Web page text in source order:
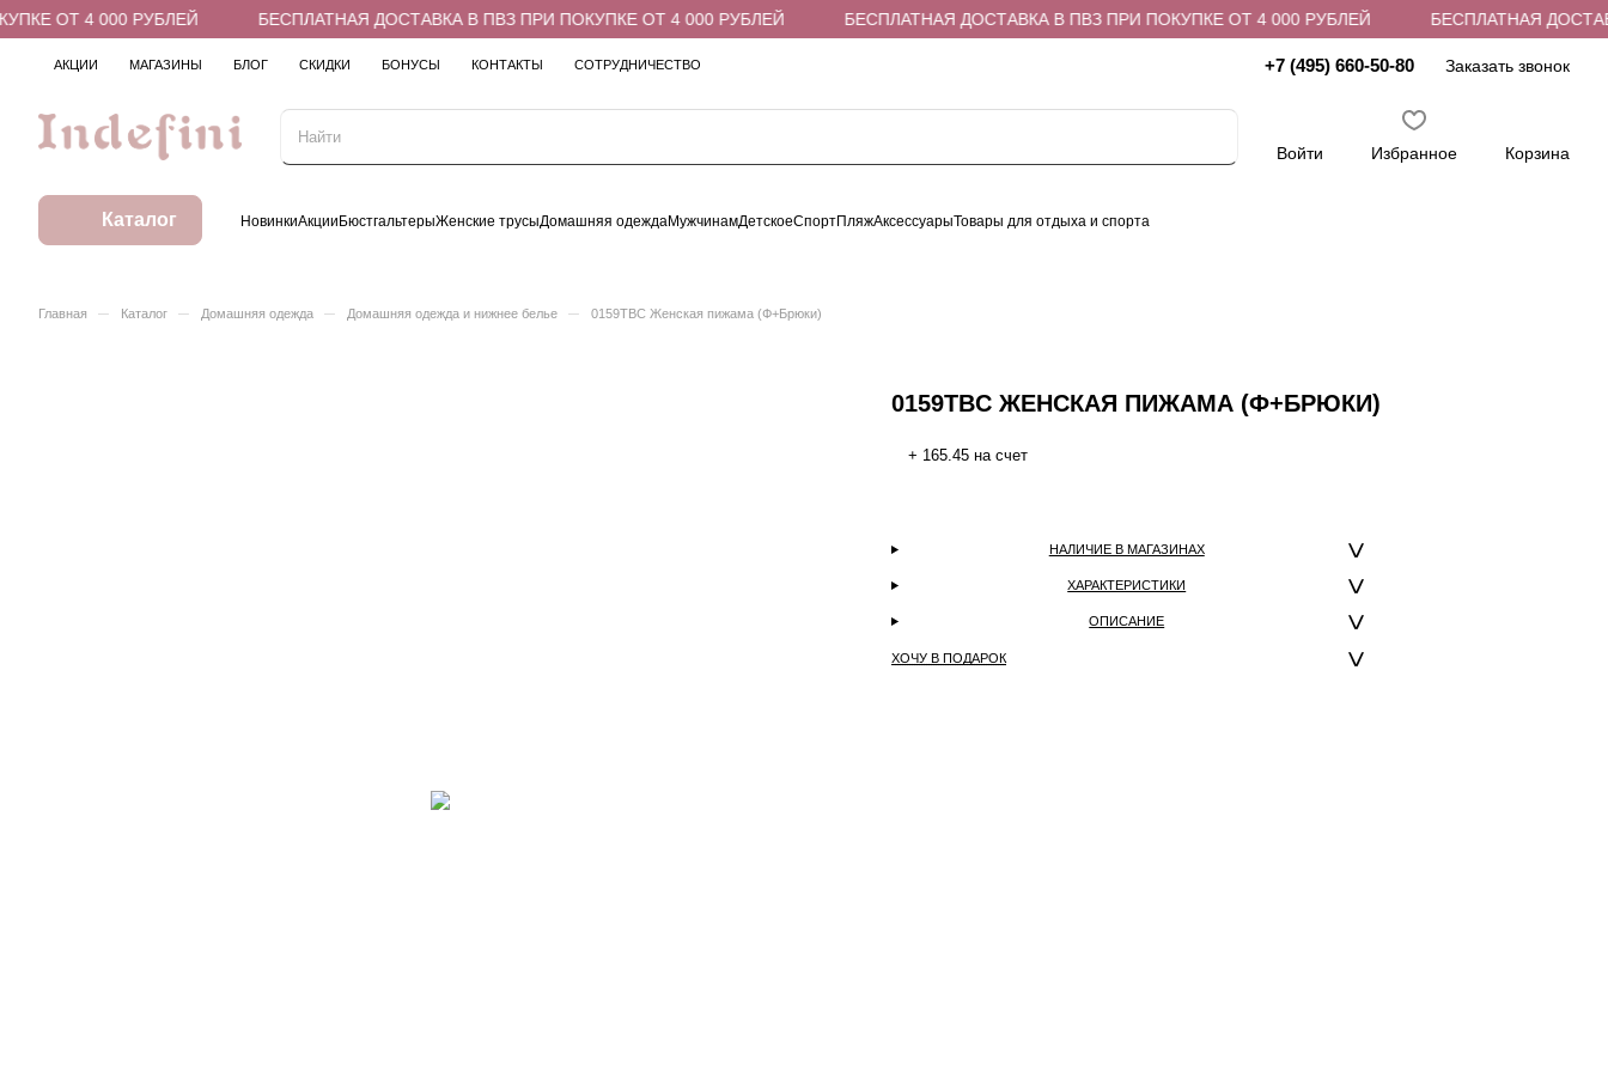
ОТ 4 000 РУБЛЕЙ БЕСПЛАТНАЯ ДОСТАВКА В ПВЗ ПРИ ПОКУПКЕ ОТ 4 000 РУБЛЕЙ БЕСПЛАТНАЯ ДОСТАВКА В ПВЗ ПРИ ПОКУПКЕ ОТ 4 000 РУБЛЕЙ БЕСПЛАТНАЯ
АКЦИИ МАГАЗИНЫ БЛОГ СКИДКИ БОНУСЫ КОНТАКТЫ СОТРУДНИЧЕСТВО +7 (495) 660-50-80 Заказать звонок
Войти Избранное Корзина
Каталог НовинкиАкцииБюстгальтерыЖенские трусыДомашняя одеждаМужчинамДетскоеСпортПляжАксессуарыТовары для отдыха и спорта
Главная – Каталог – Домашняя одежда – Домашняя одежда и нижнее белье – 0159TBC Женская пижама (Ф+Брюки)
0159TBC ЖЕНСКАЯ ПИЖАМА (Ф+БРЮКИ)
+ 165.45 на счет
НАЛИЧИЕ В МАГАЗИНАХ
ХАРАКТЕРИСТИКИ
ОПИСАНИЕ
ХОЧУ В ПОДАРОК